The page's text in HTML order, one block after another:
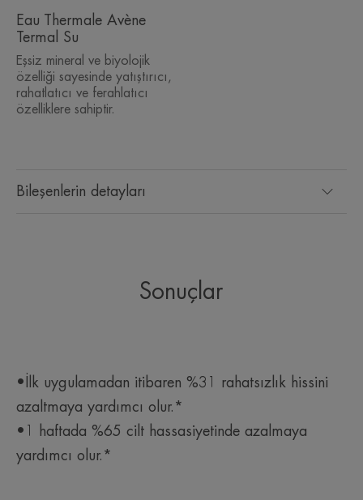
Bileşenlerin detayları
Eau Thermale Avène
Termal Su
Eşsiz mineral ve biyolojik
özelliği sayesinde yatıştırıcı,
rahatlatıcı ve ferahlatıcı
özelliklere sahiptir.
Sonuçlar
•İlk uygulamadan itibaren %31 rahatsızlık hissini
azaltmaya yardımcı olur.*
•1 haftada %65 cilt hassasiyetinde azalmaya
yardımcı olur.*